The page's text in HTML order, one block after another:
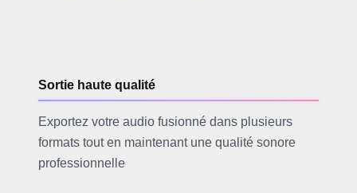
Sortie haute qualité
Exportez votre audio fusionné dans plusieurs
formats tout en maintenant une qualité sonore
professionnelle